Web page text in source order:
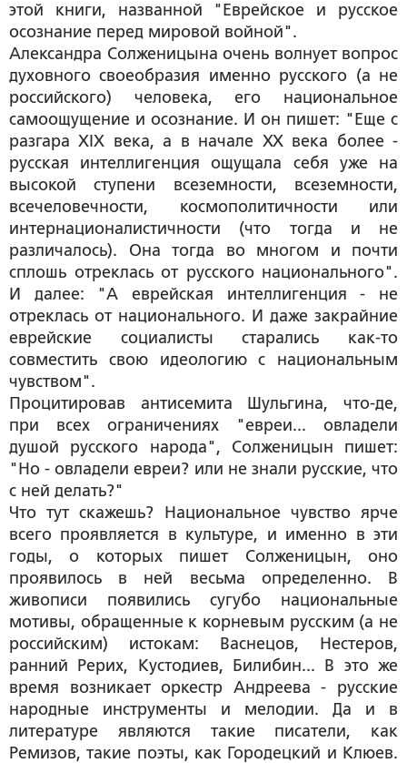
этой книги, названной "Еврейское и русское
осознание перед мировой войной".
Александра Солженицына очень волнует вопрос
духовного своеобразия именно русского (а не
российского) человека, его национальное
самоощущение и осознание. И он пишет: "Еще с
разгара XIX века, а в начале ХХ века более -
русская интеллигенция ощущала себя уже на
высокой ступени всеземности, всеземности,
всечеловечности, космополитичности или
интернационалистичности (что тогда и не
различалось). Она тогда во многом и почти
сплошь отреклась от русского национального".
И далее: "А еврейская интеллигенция - не
отреклась от национального. И даже закрайние
еврейские социалисты старались как-то
совместить свою идеологию с национальным
чувством".
Процитировав антисемита Шульгина, что-де,
при всех ограничениях "евреи... овладели
душой русского народа", Солженицын пишет:
"Но - овладели евреи? или не знали русские, что
с ней делать?"
Что тут скажешь? Национальное чувство ярче
всего проявляется в культуре, и именно в эти
годы, о которых пишет Солженицын, оно
проявилось в ней весьма определенно. В
живописи появились сугубо национальные
мотивы, обращенные к корневым русским (а не
российским) истокам: Васнецов, Нестеров,
ранний Рерих, Кустодиев, Билибин... В это же
время возникает оркестр Андреева - русские
народные инструменты и мелодии. Да и в
литературе являются такие писатели, как
Ремизов, такие поэты, как Городецкий и Клюев.